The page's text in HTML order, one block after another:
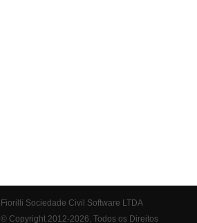
Fiorilli Sociedade Civil Software LTDA
© Copyright 2012-2026. Todos os Direitos